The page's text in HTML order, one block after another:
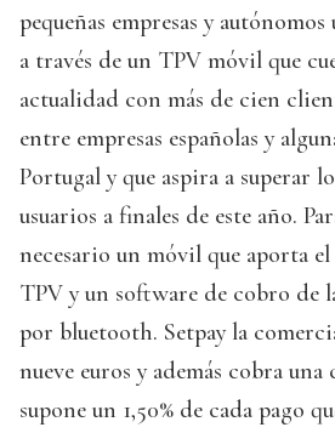
pequeñas empresas y
a través de un TPV móvil que
actualidad con más de cien
entre empresas españolas y
Portugal y que aspira a superar
usuarios a finales de este año.
necesario un móvil que aporta
TPV y un software de cobro de
por bluetooth. Setpay la
nueve euros y además cobra
supone un 1,50% de cada pago